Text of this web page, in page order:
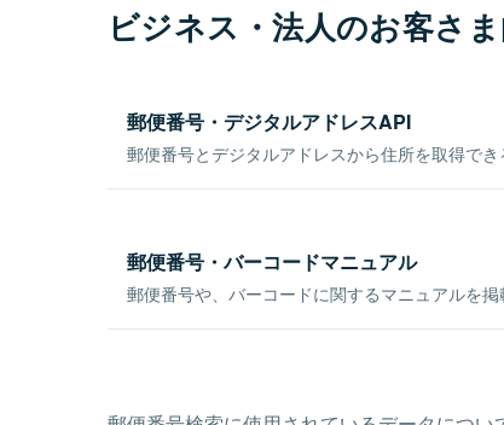
ビジネス・法人のお客さ
郵便番号・デジタルアドレスAPI
郵便番号とデジタルアドレスから住所を取得でき
郵便番号・バーコードマニュアル
郵便番号や、バーコードに関するマニュアルを掲